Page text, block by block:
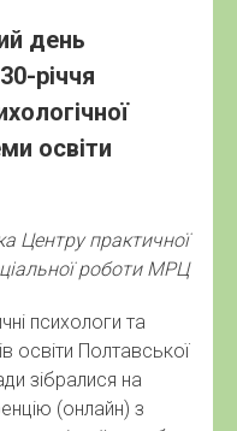
день
річчя
освіти
Центру практичної
роботи МРЦ
психологи та
освіти Полтавської
зібралися на
(онлайн) з